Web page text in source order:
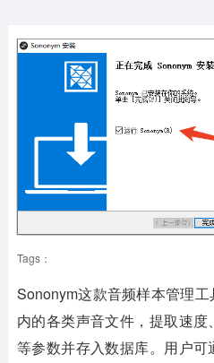
金融理财 新闻
Tags：
Sononym这款音频样本管理
内的各类声音文件，提取速
等参数并存入数据库。用户